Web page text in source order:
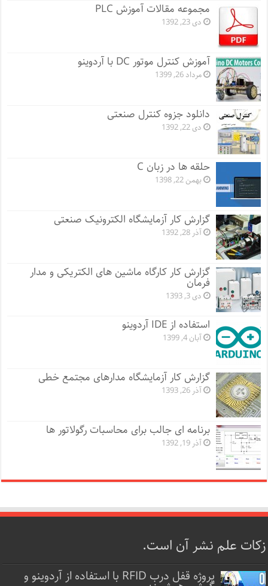
مجموعه مقالات آموزش PLC
دی 23, 1392
آموزش کنترل موتور DC با آردوینو
مرداد 26, 1399
دانلود جزوه کنترل صنعتی
دی 22, 1392
حلقه ها در زبان C
بهمن 22, 1398
گزارش کار آزمایشگاه الکترونیک صنعتی
آذر 28, 1392
گزارش کار کارگاه ماشین های الکتریکی و مدار
فرمان
دی 3, 1393
استفاده از IDE آردوینو
آبان 4, 1399
گزارش کار آزمایشگاه مدارهای مجتمع خطی
آذر 26, 1393
برنامه ای جالب برای محاسبات رگولاتور ها
آذر 19, 1392
زکات علم نشر آن است.
پروژه قفل‌ درب RFID با استفاده از آردوینو و